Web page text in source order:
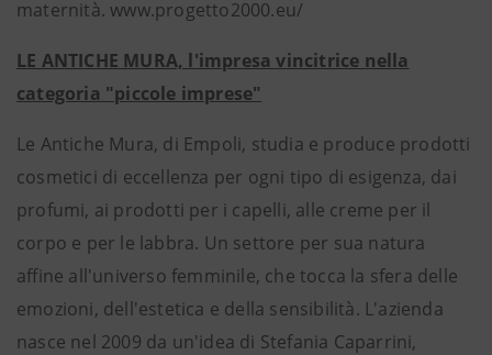
maternità. www.progetto2000.eu/
LE ANTICHE MURA, l'impresa vincitrice nella
categoria "piccole imprese"
Le Antiche Mura, di Empoli, studia e produce prodotti
cosmetici di eccellenza per ogni tipo di esigenza, dai
profumi, ai prodotti per i capelli, alle creme per il
corpo e per le labbra. Un settore per sua natura
affine all'universo femminile, che tocca la sfera delle
emozioni, dell'estetica e della sensibilità. L'azienda
nasce nel 2009 da un'idea di Stefania Caparrini,